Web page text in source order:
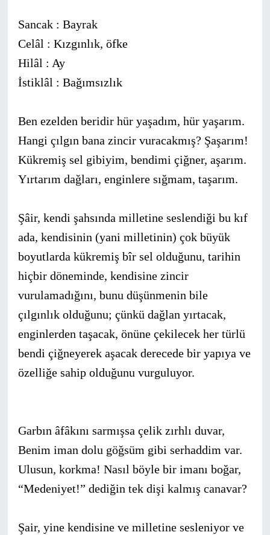
Sancak : Bayrak
Celâl : Kızgınlık, öfke
Hilâl : Ay
İstiklâl : Bağımsızlık
Ben ezelden beridir hür yaşadım, hür yaşarım.
Hangi çılgın bana zincir vuracakmış? Şaşarım!
Kükremiş sel gibiyim, bendimi çiğner, aşarım.
Yırtarım dağları, enginlere sığmam, taşarım.
Şâir, kendi şahsında milletine seslendiği bu kıf
ada, kendisi­nin (yani milletinin) çok büyük
boyutlarda kükremiş bîr sel oldu­ğunu, tarihin
hiçbir döneminde, kendisine zincir
vurulamadığını, bunu düşünmenin bile
çılgınlık olduğunu; çünkü dağlan yırtacak,
enginlerden taşacak, önüne çekilecek her türlü
bendi çiğneyerek aşacak derecede bir yapıya ve
özelliğe sahip olduğunu vurguluyor.
Garbın âfâkını sarmışsa çelik zırhlı duvar,
Benim iman dolu göğsüm gibi serhaddim var.
Ulusun, korkma! Nasıl böyle bir imanı boğar,
“Medeniyet!” dediğin tek dişi kalmış canavar?
Şair, yine kendisine ve milletine sesleniyor ve